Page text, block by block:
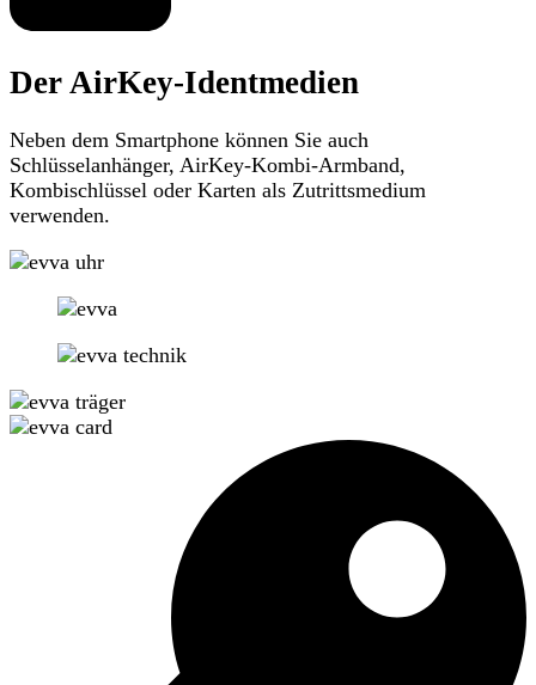
Der AirKey-Identmedien
Neben dem Smartphone können Sie auch
Schlüsselanhänger, AirKey-Kombi-Armband,
Kombischlüssel oder Karten als Zutrittsmedium
verwenden.